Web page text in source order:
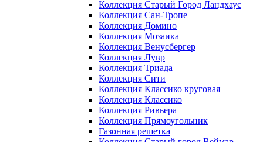
Коллекция Старый Город Ландхаус
Коллекция Сан-Тропе
Коллекция Домино
Коллекция Мозаика
Коллекция Венусбергер
Коллекция Лувр
Коллекция Триада
Коллекция Сити
Коллекция Классико круговая
Коллекция Классико
Коллекция Ривьера
Коллекция Прямоугольник
Газонная решетка